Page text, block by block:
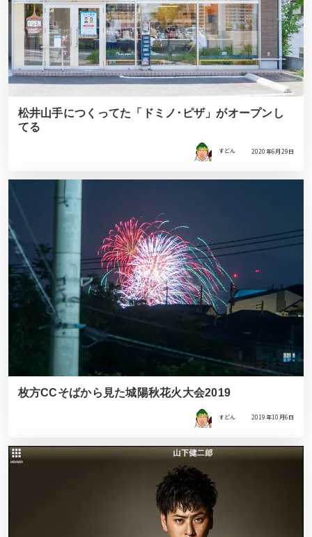
松井山手につくってた「ドミノ･ピザ」がオープンし
てる
すどん 2020年6月29日
枚方CCそばから見た城陽秋花火大会2019
すどん 2019年10月6日